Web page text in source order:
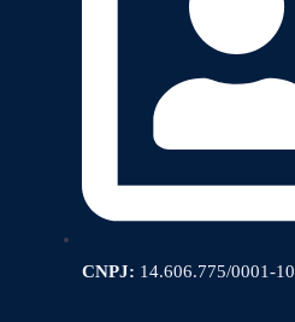
CNPJ: 14.606.775/0001-10